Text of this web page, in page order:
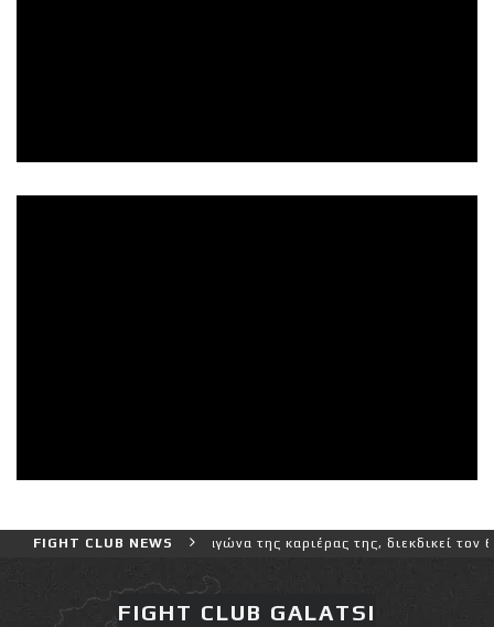
FIGHT CLUB NEWS
και πιο δύσκολο αγώνα της καριέρας της, διεκδικεί τον
FIGHT CLUB GALATSI